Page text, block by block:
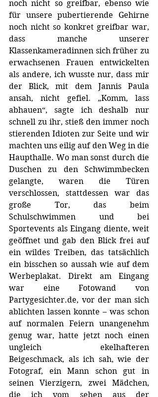
noch nicht so greifbar, ebenso wie
für unsere pubertierende Gehirne
noch nicht so konkret greifbar war,
dass manche unserer
Klassenkameradinnen sich früher zu
erwachsenen Frauen entwickelten
als andere, ich wusste nur, dass mir
der Blick, mit dem Jannis Paula
ansah, nicht gefiel. „Komm, lass
abhauen“, sagte ich deshalb nur
schnell zu ihr, stieß den immer noch
stierenden Idioten zur Seite und wir
machten uns eilig auf den Weg in die
Haupthalle. Wo man sonst durch die
Duschen zu den Schwimmbecken
gelangte, waren die Türen
verschlossen, stattdessen war das
große Tor, das beim
Schulschwimmen und bei
Sportevents als Eingang diente, weit
geöffnet und gab den Blick frei auf
ein wildes Treiben, das tatsächlich
ein bisschen so aussah wie auf dem
Werbeplakat. Direkt am Eingang
Partygesichter.de, vor der man sich
ablichten lassen konnte – was schon
auf normalen Feiern unangenehm
genug war, hatte jetzt noch einen
ungleich ekelhafteren
Beigeschmack, als ich sah, wie der
Fotograf, ein Mann schon gut in
seinen Vierzigern, zwei Mädchen,
die ich vom sehen aus der